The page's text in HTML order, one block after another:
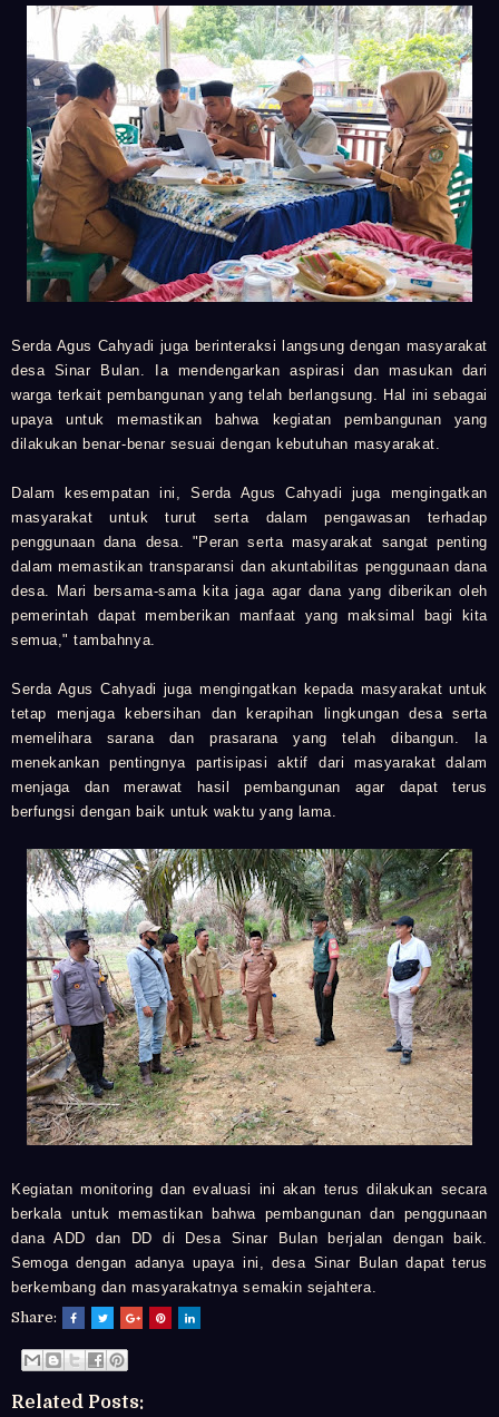
Serda Agus Cahyadi juga berinteraksi langsung dengan masyarakat
desa Sinar Bulan. Ia mendengarkan aspirasi dan masukan dari
warga terkait pembangunan yang telah berlangsung. Hal ini sebagai
upaya untuk memastikan bahwa kegiatan pembangunan yang
dilakukan benar-benar sesuai dengan kebutuhan masyarakat.
Dalam kesempatan ini, Serda Agus Cahyadi juga mengingatkan
masyarakat untuk turut serta dalam pengawasan terhadap
penggunaan dana desa. "Peran serta masyarakat sangat penting
dalam memastikan transparansi dan akuntabilitas penggunaan dana
desa. Mari bersama-sama kita jaga agar dana yang diberikan oleh
pemerintah dapat memberikan manfaat yang maksimal bagi kita
semua," tambahnya.
Serda Agus Cahyadi juga mengingatkan kepada masyarakat untuk
tetap menjaga kebersihan dan kerapihan lingkungan desa serta
memelihara sarana dan prasarana yang telah dibangun. Ia
menekankan pentingnya partisipasi aktif dari masyarakat dalam
menjaga dan merawat hasil pembangunan agar dapat terus
berfungsi dengan baik untuk waktu yang lama
Kegiatan monitoring dan evaluasi ini akan terus dilakukan secara
berkala untuk memastikan bahwa pembangunan dan penggunaan
dana ADD dan DD di Desa Sinar Bulan berjalan dengan baik.
Semoga dengan adanya upaya ini, desa Sinar Bulan dapat terus
berkembang dan masyarakatnya semakin sejahtera.
Share:
Related Posts: